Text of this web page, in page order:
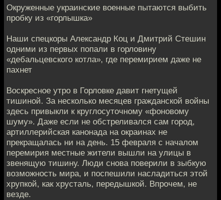
Окруженные украинские военные пытаются выбить
пробку из «горлышка»
Наши спецкоры Александр Коц и Дмитрий Стешин
одними из первых попали в горловину
«дебальцевского котла», где перемирием даже не
пахнет
Воскресное утро в Горловке давит гнетущей
тишиной. За несколько месяцев гражданской войны
здесь привыкли к круглосуточному «фоновому
шуму». Даже если не обстреливался сам город,
артиллерийская канонада на окраинах не
прекращалась ни на день. 15 февраля с началом
перемирия местные жители вышли на улицы в
звенящую тишину. Люди снова поверили в зыбкую
возможность мира, и поспешили насладиться этой
хрупкой, как хрусталь, передышкой. Впрочем, не
везде.